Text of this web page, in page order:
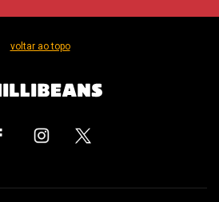
voltar ao topo